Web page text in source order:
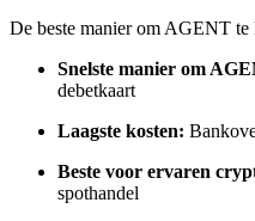
Geniet van winstdeling
De beste manier om AGENT
Snelste manier om
debetkaart
Laagste kosten:
Beste voor ervaren
spothandel